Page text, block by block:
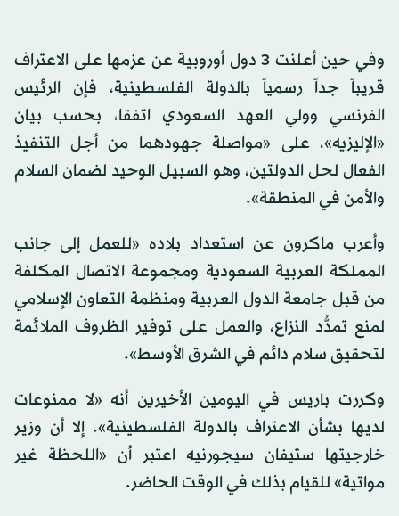
وفي حين أعلنت 3 دول أوروبية عن عزمها على الاعتراف
قريباً جداً رسمياً بالدولة الفلسطينية، فإن الرئيس
الفرنسي وولي العهد السعودي اتفقا، بحسب بيان
«الإليزيه»، على «مواصلة جهودهما من أجل التنفيذ
الفعال لحل الدولتين، وهو السبيل الوحيد لضمان السلام
والأمن في المنطقة».
وأعرب ماكرون عن استعداد بلاده «للعمل إلى جانب
المملكة العربية السعودية ومجموعة الاتصال المكلفة
من قبل جامعة الدول العربية ومنظمة التعاون الإسلامي
لمنع تمدُّد النزاع، والعمل على توفير الظروف الملائمة
لتحقيق سلام دائم في الشرق الأوسط».
وكررت باريس في اليومين الأخيرين أنه «لا ممنوعات
لديها بشأن الاعتراف بالدولة الفلسطينية». إلا أن وزير
خارجيتها ستيفان سيجورنيه اعتبر أن «اللحظة غير
مواتية» للقيام بذلك في الوقت الحاضر.